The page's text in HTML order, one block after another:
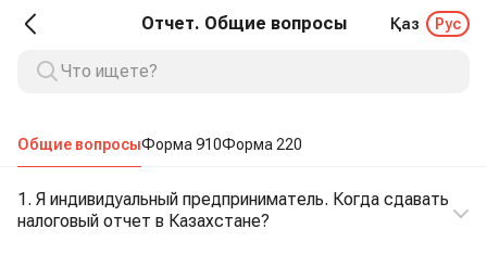
Отчет. Общие вопросы Қаз Рус
Общие вопросыФорма 910Форма 220
1. Я индивидуальный предприниматель. Когда сдавать
налоговый отчет в Казахстане?